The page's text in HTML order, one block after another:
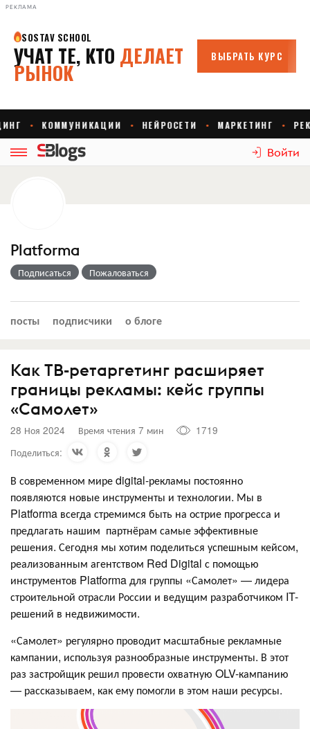
РЕКЛАМА
Войти
Platforma
Подписаться Пожаловаться
посты подписчики о блоге
Как ТВ-ретаргетинг расширяет
границы рекламы: кейс группы
«Самолет»
28 Ноя 2024 Время чтения 7 мин
1719
Поделиться:
В современном мире digital-рекламы постоянно
появляются новые инструменты и технологии. Мы в
Platforma всегда стремимся быть на острие прогресса и
предлагать нашим партнёрам самые эффективные
решения. Сегодня мы хотим поделиться успешным кейсом,
реализованным агентством Red Digital с помощью
инструментов Platforma для группы «Самолет» — лидера
строительной отрасли России и ведущим разработчиком IT-
решений в недвижимости.
«Самолет» регулярно проводит масштабные рекламные
кампании, используя разнообразные инструменты. В этот
раз застройщик решил провести охватную OLV-кампанию
— рассказываем, как ему помогли в этом наши ресурсы.